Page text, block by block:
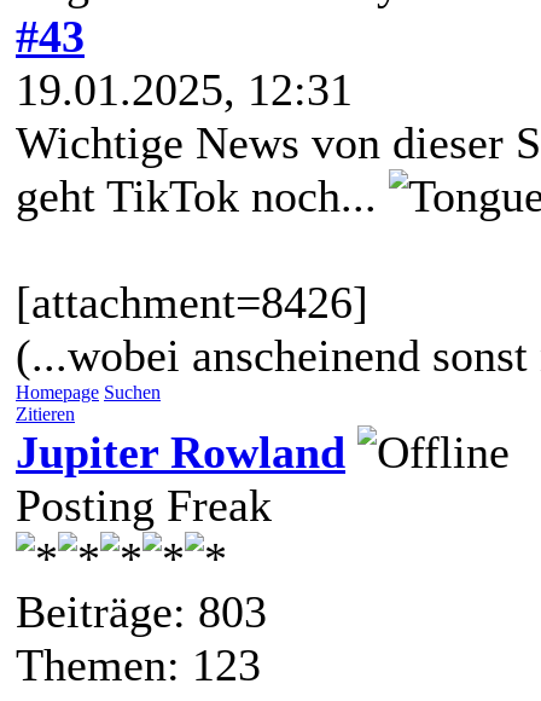
#43
19.01.2025, 12:31
Wichtige News von dieser
geht TikTok noch...
[attachment=8426]
(...wobei anscheinend
Homepage Suchen
Zitieren
Jupiter Rowland
Posting Freak
Beiträge: 803
Themen: 123